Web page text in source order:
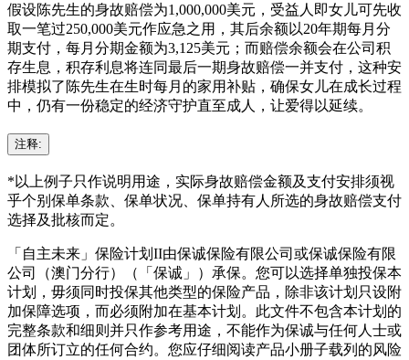
假设陈先生的身故赔偿为1,000,000美元，受益人即女儿可先收
取一笔过250,000美元作应急之用，其后余额以20年期每月分
期支付，每月分期金额为3,125美元；而赔偿余额会在公司积
存生息，积存利息将连同最后一期身故赔偿一并支付，这种安
排模拟了陈先生在生时每月的家用补贴，确保女儿在成长过程
中，仍有一份稳定的经济守护直至成人，让爱得以延续。
注释:
*以上例子只作说明用途，实际身故赔偿金额及支付安排须视
乎个别保单条款、保单状况、保单持有人所选的身故赔偿支付
选择及批核而定。
「自主未来」保险计划II由保诚保险有限公司或保诚保险有限
公司（澳门分行）（「保诚」）承保。您可以选择单独投保本
计划，毋须同时投保其他类型的保险产品，除非该计划只设附
加保障选项，而必须附加在基本计划。此文件不包含本计划的
完整条款和细则并只作参考用途，不能作为保诚与任何人士或
团体所订立的任何合约。您应仔细阅读产品小册子载列的风险